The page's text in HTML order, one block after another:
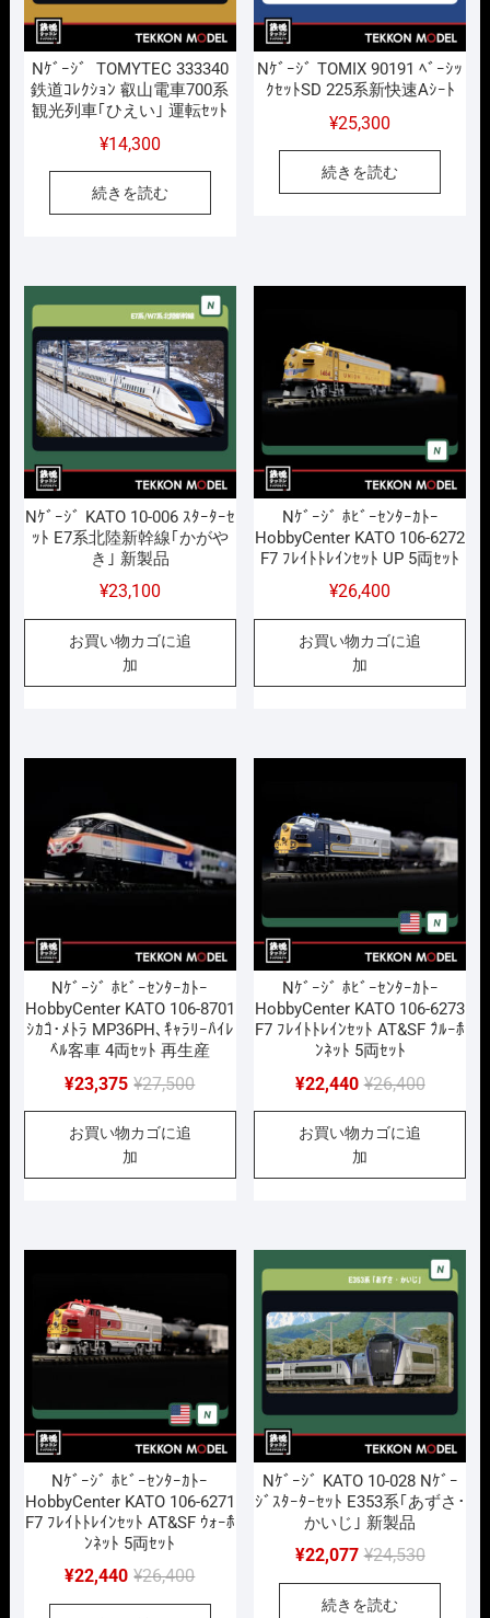
Nｹﾞｰｼﾞ TOMYTEC 333340
鉄道ｺﾚｸｼｮﾝ 叡山電車700系
観光列車｢ひえい｣ 運転ｾｯﾄ
¥14,300
続きを読む
Nｹﾞｰｼﾞ TOMIX 90191 ﾍﾞｰｼｯ
ｸｾｯﾄSD 225系新快速Aｼｰﾄ
¥25,300
続きを読む
Nｹﾞｰｼﾞ KATO 10-006 ｽﾀｰﾀｰｾ
ｯﾄ E7系北陸新幹線｢かがや
き｣ 新製品
¥23,100
お買い物カゴに追
加
Nｹﾞｰｼﾞ ﾎﾋﾞｰｾﾝﾀｰｶﾄｰ
HobbyCenter KATO 106-6272
F7 ﾌﾚｲﾄﾄﾚｲﾝｾｯﾄ UP 5両ｾｯﾄ
¥26,400
お買い物カゴに追
加
Nｹﾞｰｼﾞ ﾎﾋﾞｰｾﾝﾀｰｶﾄｰ
HobbyCenter KATO 106-8701
ｼｶｺ゙･ﾒﾄﾗ MP36PH､ｷ゙ｬﾗﾘｰﾊ゙ｲﾚ
ﾍ゙ﾙ客車 4両ｾｯﾄ 再生産
¥27,500元
の
¥23,375
現
在
お買い物カゴに追
加
Nｹﾞｰｼﾞ ﾎﾋﾞｰｾﾝﾀｰｶﾄｰ
HobbyCenter KATO 106-6273
F7 ﾌﾚｲﾄﾄﾚｲﾝｾｯﾄ AT&SF ﾌ゙ﾙｰﾎ゙
ﾝﾈｯﾄ 5両ｾｯﾄ
¥26,400元
の
し
た。
¥22,440
現
在
で
す。
お買い物カゴに追
加
Nｹﾞｰｼﾞ ﾎﾋﾞｰｾﾝﾀｰｶﾄｰ
HobbyCenter KATO 106-6271
F7 ﾌﾚｲﾄﾄﾚｲﾝｾｯﾄ AT&SF ｳｫｰﾎ゙
ﾝﾈｯﾄ 5両ｾｯﾄ
¥26,400元
の
¥22,440
現
在
Nｹﾞｰｼﾞ KATO 10-028 Nｹﾞｰ
ｼﾞｽﾀｰﾀｰｾｯﾄ E353系｢あずさ･
かいじ｣ 新製品
¥24,530元
の
¥22,077
現
在
続きを読む